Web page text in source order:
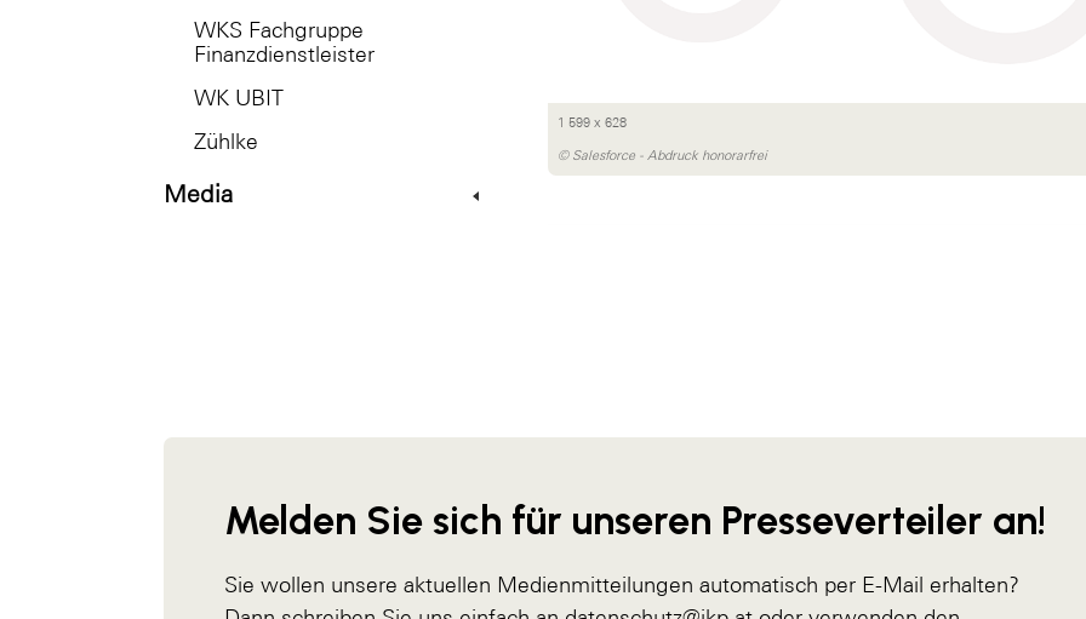
WKS Fachgruppe
Finanzdienstleister
WK UBIT
Zühlke
Media
1 599 x 628
© Salesforce - Abdruck honorarfrei
Melden Sie sich für unseren Presseverteiler an!
Sie wollen unsere aktuellen Medienmitteilungen automatisch per E-Mail erhalten?